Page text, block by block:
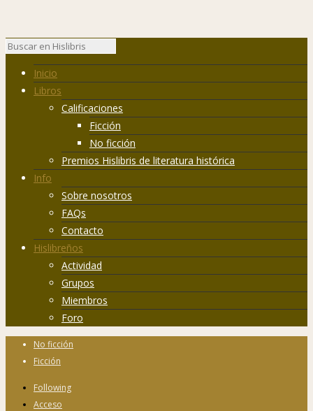
Inicio
Libros
Calificaciones
Ficción
No ficción
Premios Hislibris de literatura histórica
Info
Sobre nosotros
FAQs
Contacto
Hislibreños
Actividad
Grupos
Miembros
Foro
No ficción
Ficción
Following
Acceso